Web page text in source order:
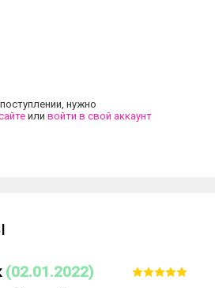
нужно
или войти в свой аккаунт
(02.01.2022)